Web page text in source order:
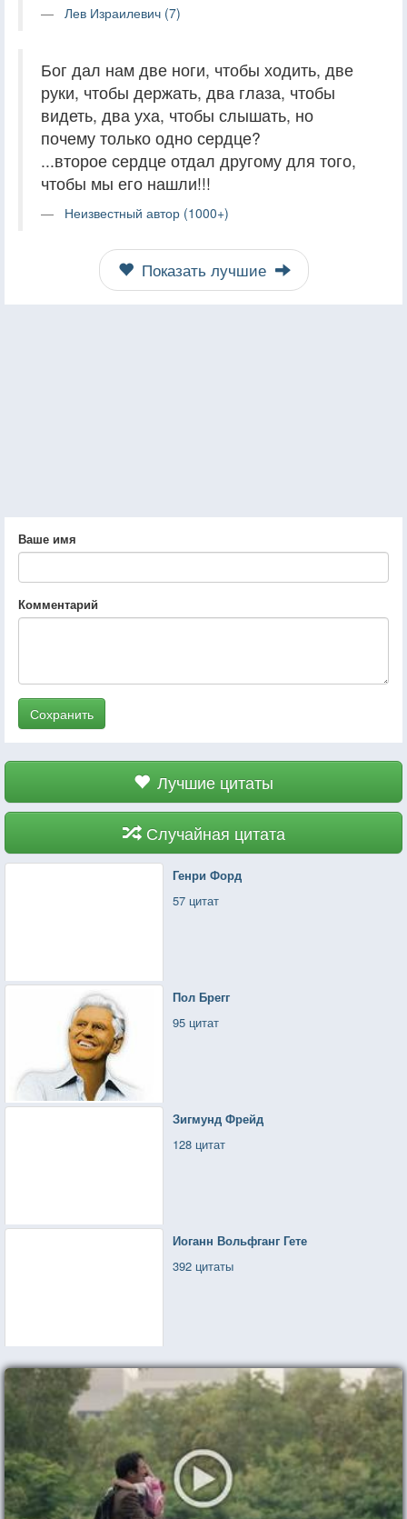
Лев Израилевич (7)
Бог дал нам две ноги, чтобы ходить, две
руки, чтобы держать, два глаза, чтобы
видеть, два уха, чтобы слышать, но
почему только одно сердце?
...второе сердце отдал другому для того,
чтобы мы его нашли!!!
Неизвестный автор (1000+)
Показать лучшие
Ваше имя
Комментарий
Сохранить
Лучшие цитаты
Случайная цитата
Генри Форд
57 цитат
Пол Брегг
95 цитат
Зигмунд Фрейд
128 цитат
Иоганн Вольфганг Гете
392 цитаты